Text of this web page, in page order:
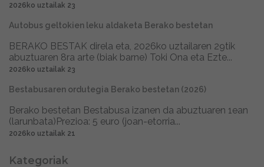
2026ko uztailak 23
Autobus geltokien leku aldaketa Berako bestetan
BERAKO BESTAK direla eta, 2026ko uztailaren 29tik
abuztuaren 8ra arte (biak barne) Toki Ona eta Ezte...
2026ko uztailak 23
Bestabusaren ordutegia Berako bestetan (2026)
Berako bestetan Bestabusa izanen da abuztuaren 1ean
(larunbata)Prezioa: 5 euro (joan-etorria...
2026ko uztailak 21
Kategoriak